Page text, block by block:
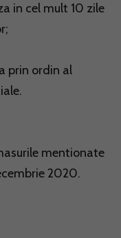
in cel mult 10 zile
prin ordin al
mentionate
2020.